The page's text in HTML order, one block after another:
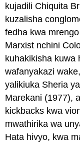
kujadili Chiquita
kuzalisha
fedha kwa
Marxist nchini
kuhakikisha kuwa
wafanyakazi
yalikiuka Sheria
Marekani (1977),
kickbacks kwa
mwathirika wa
Hata hivyo, kwa